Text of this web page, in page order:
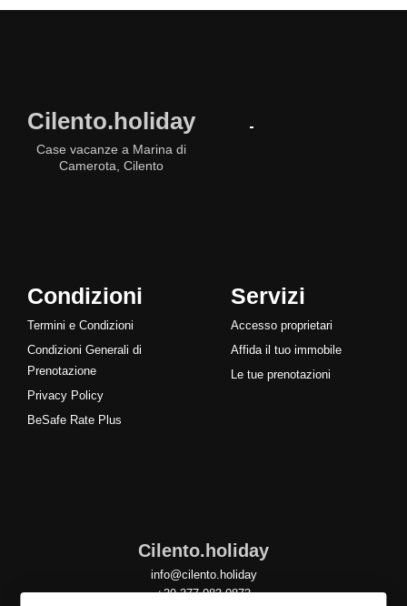
Cilento.holiday
Case vacanze a Marina di
Camerota, Cilento
Condizioni
Termini e Condizioni
Condizioni Generali di
Prenotazione
Privacy Policy
BeSafe Rate Plus
Servizi
Accesso proprietari
Affida il tuo immobile
Le tue prenotazioni
Cilento.holiday
info@cilento.holiday
+39 377 083 0873